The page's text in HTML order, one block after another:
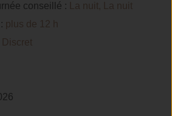
conseillé :
La nuit, La nuit
plus de 12 h
Discret